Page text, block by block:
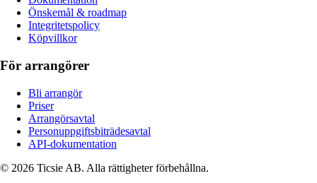
Önskemål & roadmap
Integritetspolicy
Köpvillkor
För arrangörer
Bli arrangör
Priser
Arrangörsavtal
Personuppgiftsbiträdesavtal
API-dokumentation
© 2026 Ticsie AB. Alla rättigheter förbehållna.